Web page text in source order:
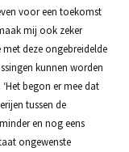
voor een toekomst
mij ook zeker
deze ongebreidelde
kunnen worden
begon er mee dat
tussen de
en nog eens
ongewenste